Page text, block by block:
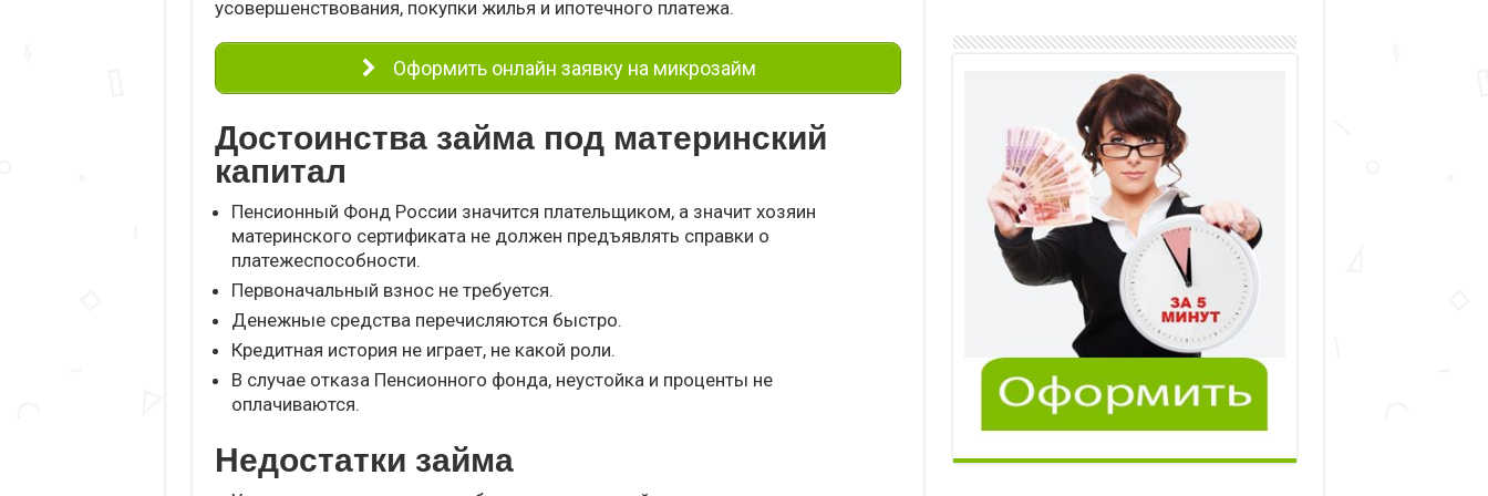
усовершенствования, покупки жилья и ипотечного платежа.
Оформить онлайн заявку на микрозайм
Достоинства займа под материнский
капитал
Пенсионный Фонд России значится плательщиком, а значит хозяин
материнского сертификата не должен предъявлять справки о
платежеспособности.
Первоначальный взнос не требуется.
Денежные средства перечисляются быстро.
Кредитная история не играет, не какой роли.
В случае отказа Пенсионного фонда, неустойка и проценты не
оплачиваются.
Недостатки займа